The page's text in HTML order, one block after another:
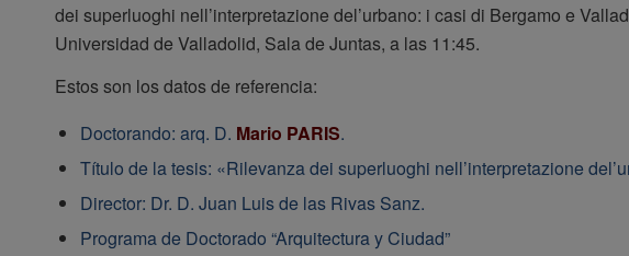
dei superluoghi nell’interpretazione del’urbano: i casi di Bergamo e
Universidad de Valladolid, Sala de Juntas, a las 11:45.
Estos son los datos de referencia:
Doctorando: arq. D. Mario PARIS.
Título de la tesis: «Rilevanza dei superluoghi nell’interpretazione
Director: Dr. D. Juan Luis de las Rivas Sanz.
Programa de Doctorado “Arquitectura y Ciudad”